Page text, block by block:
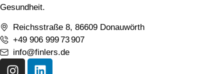
Gesundheit.
Reichsstraße 8, 86609 Donauwörth
+49 906 999 73 907
info@finlers.de